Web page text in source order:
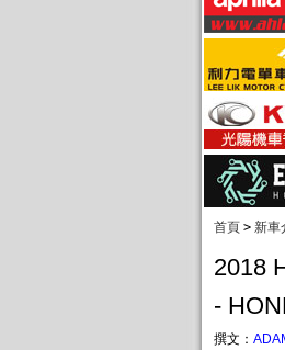
首頁 > 新車
2018
-
撰文：